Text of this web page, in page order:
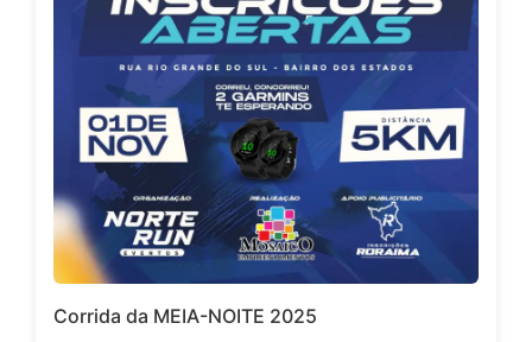
Corrida da MEIA-NOITE 2025